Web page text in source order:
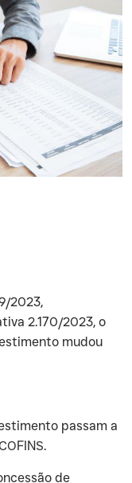
2023,
2.170/2023, o
mudou
passam a
de